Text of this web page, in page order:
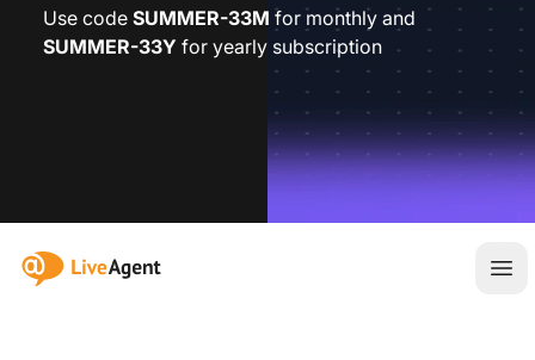
Use code SUMMER-33M for monthly and
SUMMER-33Y for yearly subscription
:site.title